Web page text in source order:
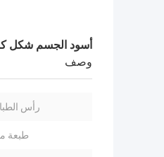
أسود الجسم شكل
وصف
رأس
طبعة